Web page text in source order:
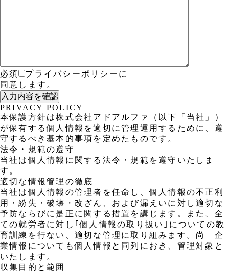
必須
プライバシーポリシーに
同意します。
PRIVACY POLICY
本保護方針は株式会社アドアルファ（以下「当社」）
が保有する個人情報を適切に管理運用するために、遵
守するべき基本的事項を定めたものです。
法令・規範の遵守
当社は個人情報に関する法令・規範を遵守いたしま
す。
適切な情報管理の徹底
当社は個人情報の管理者を任命し、個人情報の不正利
用・紛失・破壊・改ざん、および漏えいに対し適切な
予防ならびに是正に関する措置を講じます。また、全
ての就労者に対し｢個人情報の取り扱い｣についての教
育訓練を行ない、適切な管理に取り組みます。尚 企
業情報についても個人情報と同列におき、管理対象と
いたします。
収集目的と範囲